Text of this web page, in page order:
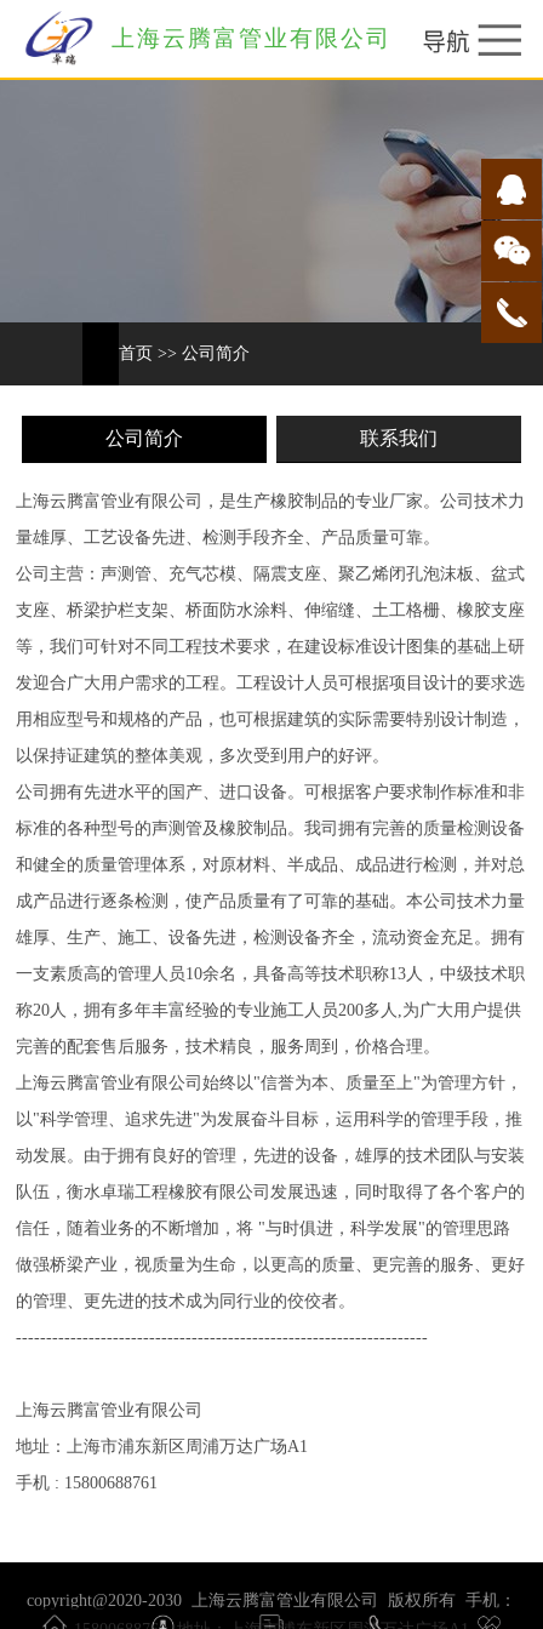
上海云腾富管业有限公司
首页 >> 公司简介
公司简介 联系我们
上海云腾富管业有限公司，是生产橡胶制品的专业厂家。公司技术力
量雄厚、工艺设备先进、检测手段齐全、产品质量可靠。
公司主营：声测管、充气芯模、隔震支座、聚乙烯闭孔泡沫板、盆式
支座、桥梁护栏支架、桥面防水涂料、伸缩缝、土工格栅、橡胶支座
等，我们可针对不同工程技术要求，在建设标准设计图集的基础上研
发迎合广大用户需求的工程。工程设计人员可根据项目设计的要求选
用相应型号和规格的产品，也可根据建筑的实际需要特别设计制造，
以保持证建筑的整体美观，多次受到用户的好评。
公司拥有先进水平的国产、进口设备。可根据客户要求制作标准和非
标准的各种型号的声测管及橡胶制品。我司拥有完善的质量检测设备
和健全的质量管理体系，对原材料、半成品、成品进行检测，并对总
成产品进行逐条检测，使产品质量有了可靠的基础。本公司技术力量
雄厚、生产、施工、设备先进，检测设备齐全，流动资金充足。拥有
一支素质高的管理人员10余名，具备高等技术职称13人，中级技术职
称20人，拥有多年丰富经验的专业施工人员200多人,为广大用户提供
完善的配套售后服务，技术精良，服务周到，价格合理。
上海云腾富管业有限公司始终以"信誉为本、质量至上"为管理方针，
以"科学管理、追求先进"为发展奋斗目标，运用科学的管理手段，推
动发展。由于拥有良好的管理，先进的设备，雄厚的技术团队与安装
队伍，衡水卓瑞工程橡胶有限公司发展迅速，同时取得了各个客户的
信任，随着业务的不断增加，将 "与时俱进，科学发展"的管理思路
做强桥梁产业，视质量为生命，以更高的质量、更完善的服务、更好
的管理、更先进的技术成为同行业的佼佼者。
--------------------------------------------------------------------
上海云腾富管业有限公司
地址：上海市浦东新区周浦万达广场A1
手机 : 15800688761
copyright@2020-2030 上海云腾富管业有限公司 版权所有 手机：